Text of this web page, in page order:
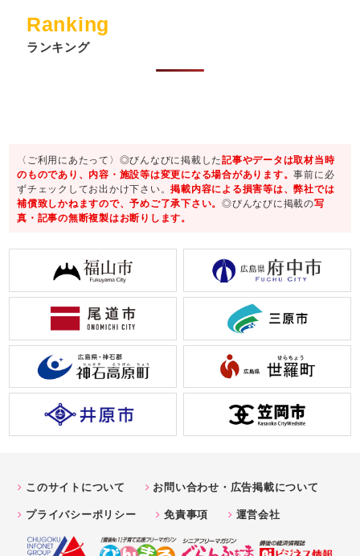
Ranking
ランキング
〈ご利用にあたって〉◎びんなびに掲載した記事やデータは取材当時
のものであり、内容・施設等は変更になる場合があります。事前に必
ずチェックしてお出かけ下さい。掲載内容による損害等は、弊社では
補償致しかねますので、予めご了承下さい。◎びんなびに掲載の写
真・記事の無断複製はお断りします。
このサイトについて
お問い合わせ・広告掲載について
プライバシーポリシー
免責事項 運営会社